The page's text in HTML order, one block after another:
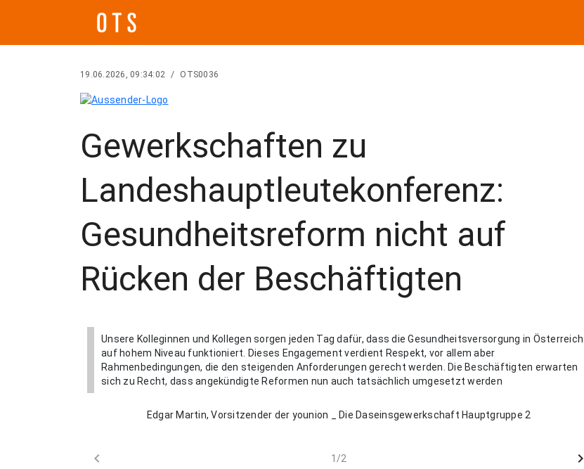
19.06.2026, 09:34:02 / OTS0036
Gewerkschaften zu
Landeshauptleutekonferenz:
Gesundheitsreform nicht auf
Rücken der Beschäftigten
Unsere Kolleginnen und Kollegen sorgen jeden Tag dafür, dass die Gesundheitsversorgung in Österreich
auf hohem Niveau funktioniert. Dieses Engagement verdient Respekt, vor allem aber
Rahmenbedingungen, die den steigenden Anforderungen gerecht werden. Die Beschäftigten erwarten
sich zu Recht, dass angekündigte Reformen nun auch tatsächlich umgesetzt werden
Edgar Martin, Vorsitzender der younion _ Die Daseinsgewerkschaft Hauptgruppe 2
chevron_left 1/2 chevron_right